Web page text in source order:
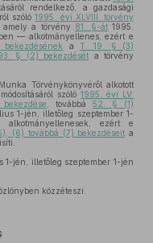
rendelkező, a gazdasági
szóló1995. évi XLVIII. törvény
, amely a törvény 81. §-át1995.
— alkotmányellenes, ezért e
a T. 19. § (3)
§ (2) bekezdését a törvény
Törvénykönyvéről alkotott
módosításáról szóló1995. évi LV.
, továbbá 52. § (1)
1-jén, illetőleg szeptember 1-
ezért e
(6) továbbá (7) bekezdéseit a
1-jén, illetőleg szeptember 1-jén
közzéteszi.